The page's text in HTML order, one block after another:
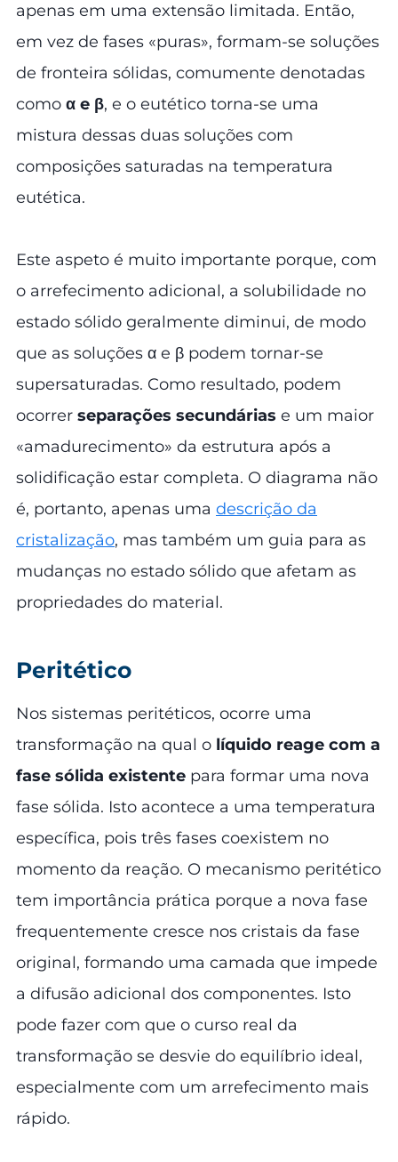
apenas em uma extensão limitada. Então,
em vez de fases «puras», formam-se soluções
de fronteira sólidas, comumente denotadas
como α e β, e o eutético torna-se uma
mistura dessas duas soluções com
composições saturadas na temperatura
eutética.
Este aspeto é muito importante porque, com
o arrefecimento adicional, a solubilidade no
estado sólido geralmente diminui, de modo
que as soluções α e β podem tornar-se
supersaturadas. Como resultado, podem
ocorrer separações secundárias e um maior
«amadurecimento» da estrutura após a
solidificação estar completa. O diagrama não
é, portanto, apenas uma descrição da
cristalização, mas também um guia para as
mudanças no estado sólido que afetam as
propriedades do material.
Peritético
Nos sistemas peritéticos, ocorre uma
transformação na qual o líquido reage com a
fase sólida existente para formar uma nova
fase sólida. Isto acontece a uma temperatura
específica, pois três fases coexistem no
momento da reação. O mecanismo peritético
tem importância prática porque a nova fase
frequentemente cresce nos cristais da fase
original, formando uma camada que impede
a difusão adicional dos componentes. Isto
pode fazer com que o curso real da
transformação se desvie do equilíbrio ideal,
especialmente com um arrefecimento mais
rápido.